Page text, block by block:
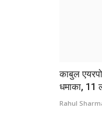
काबुल
धमाका, 11
Rahul